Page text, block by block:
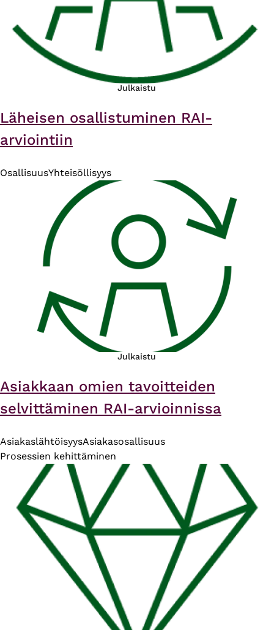
Julkaistu
Läheisen osallistuminen RAI-
arviointiin
OsallisuusYhteisöllisyys
Julkaistu
Asiakkaan omien tavoitteiden
selvittäminen RAI-arvioinnissa
AsiakaslähtöisyysAsiakasosallisuus
Prosessien kehittäminen